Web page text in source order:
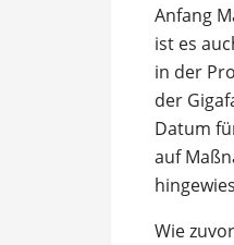
Anfang
ist es
in der
der
Datum
auf
Wie